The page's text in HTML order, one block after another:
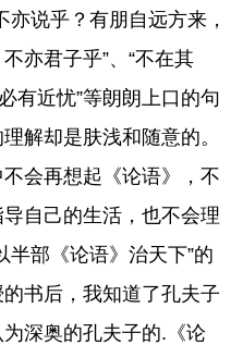
亦说乎？有朋自远方来，
亦君子乎”、“不在其
有近忧”等朗朗上口的句
解却是肤浅和随意的。
会再想起《论语》，不
自己的生活，也不会理
半部《论语》治天下”的
书后，我知道了孔夫子
深奥的孔夫子的.《论